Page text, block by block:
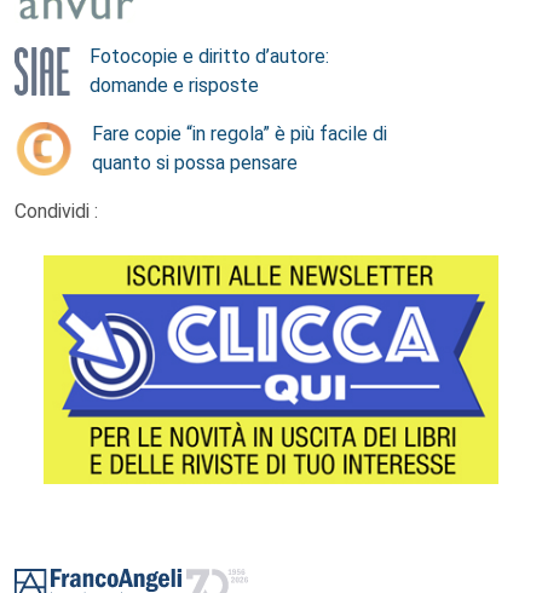
Fotocopie e diritto d’autore:
domande e risposte
Fare copie “in regola” è più facile di
quanto si possa pensare
Condividi :